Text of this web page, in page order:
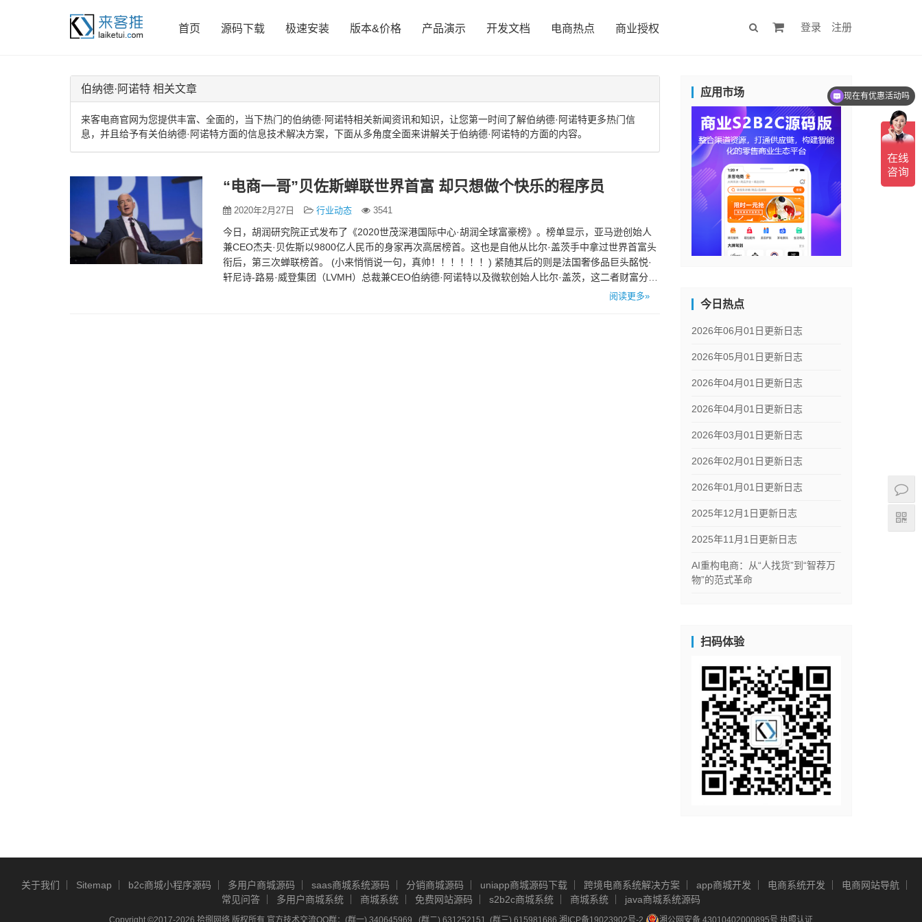
首页 源码下载 极速安装 版本&价格 产品演示 开发文档 电商热点 商业授权 登录 注册
伯纳德·阿诺特 相关文章
来客电商官网为您提供丰富、全面的，当下热门的伯纳德·阿诺特相关新闻资讯和知识，让您第一时间了解伯纳德·阿诺特更多热门信
息，并且给予有关伯纳德·阿诺特方面的信息技术解决方案，下面从多角度全面来讲解关于伯纳德·阿诺特的方面的内容。
“电商一哥”贝佐斯蝉联世界首富 却只想做个快乐的程序员
2020年2月27日 行业动态 3541
今日，胡润研究院正式发布了《2020世茂深港国际中心·胡润全球富豪榜》。榜单显示，亚马逊创始人
兼CEO杰夫·贝佐斯以9800亿人民币的身家再次高居榜首。这也是自他从比尔·盖茨手中拿过世界首富头
衔后，第三次蝉联榜首。 (小来悄悄说一句，真帅！！！！！！) 紧随其后的则是法国奢侈品巨头酩悦·
轩尼诗-路易·威登集团（LVMH）总裁兼CEO伯纳德·阿诺特以及微软创始人比尔·盖茨，这二者财富分别
阅读更多»
应用市场
今日热点
2026年06月01日更新日志
2026年05月01日更新日志
2026年04月01日更新日志
2026年04月01日更新日志
2026年03月01日更新日志
2026年02月01日更新日志
2026年01月01日更新日志
2025年12月1日更新日志
2025年11月1日更新日志
AI重构电商：从“人找货”到“智荐万
物”的范式革命
扫码体验
关于我们 Sitemap b2c商城小程序源码 多用户商城源码 saas商城系统源码 分销商城源码 uniapp商城源码下载 跨境电商系统解决方案 app商城开发 电商系统开发
电商网站导航
常见问答
多用户商城系统 商城系统 免费网站源码 s2b2c商城系统 商城系统 java商城系统源码
Copyright ©2017-2026 拾捌网络 版权所有 官方技术交流QQ群：(群一) 340645969 , (群二) 631252151, (群三) 615981686 湘ICP备19023902号-2 湘公网安备 43010402000895号 执照认证
现在有优惠活动吗